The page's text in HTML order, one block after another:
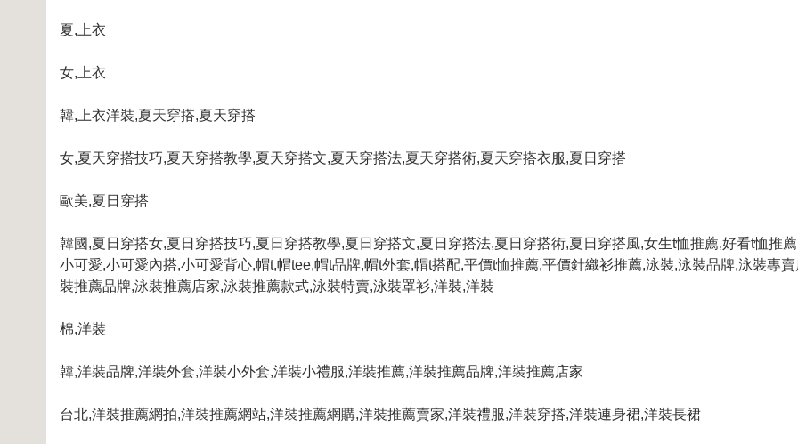
夏, 上衣
女, 上衣
韓, 上衣洋裝,夏天穿搭,夏天穿搭
女,夏天穿搭技巧,夏天穿搭教學,夏天穿搭文,夏天穿搭法,夏天穿搭術,夏天穿搭衣服,夏日穿搭
歐美,夏日穿搭
韓國 ,夏日穿搭女,夏日穿搭技巧,夏日穿搭教學,夏日穿搭文,夏日穿搭法,夏日穿搭術,夏日穿搭風,女生t恤推薦,好看t恤推薦
小可愛,小可愛內搭,小可愛背心,帽t,帽tee,帽t品牌,帽t外套,帽t搭配,平價t恤推薦,平價針織衫推薦,泳裝,泳裝品牌,泳裝專賣
裝推薦品牌,泳裝推薦店家,泳裝推薦款式,泳裝特賣,泳裝罩衫,洋裝,洋裝
棉,洋裝
韓,洋裝品牌,洋裝外套,洋裝小外套,洋裝小禮服,洋裝推薦,洋裝推薦品牌,洋裝推薦店家
台北,洋裝推薦網拍,洋裝推薦網站,洋裝推薦網購,洋裝推薦賣家,洋裝禮服,洋裝穿搭,洋裝連身裙,洋裝長裙